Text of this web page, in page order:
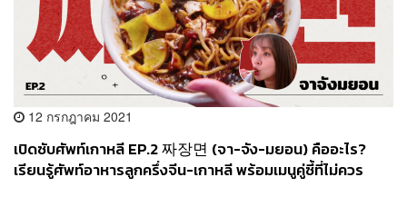
12 กรกฎาคม 2021
เปิดซับศัพท์เกาหลี EP.2 짜장면 (จา-จัง-มยอน) คืออะไร?
เรียนรู้ศัพท์อาหารลูกครึ่งจีน-เกาหลี พร้อมเมนูคู่ซี้ที่ไม่ควร